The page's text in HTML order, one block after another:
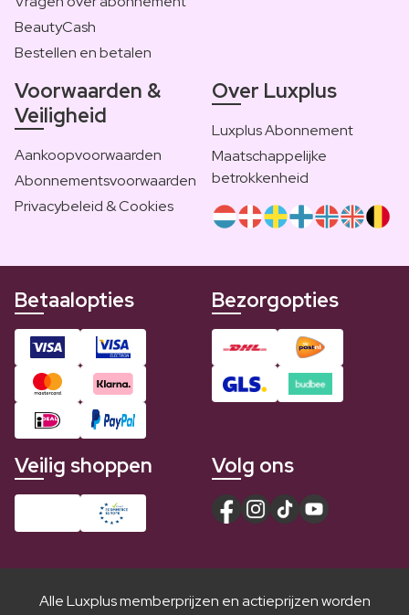
BeautyCash
Bestellen en betalen
Voorwaarden &
Veiligheid
Aankoopvoorwaarden
Abonnementsvoorwaarden
Privacybeleid & Cookies
Over Luxplus
Luxplus Abonnement
Maatschappelijke
betrokkenheid
Betaalopties Bezorgopties
Veilig shoppen Volg ons
Alle Luxplus memberprijzen en actieprijzen worden